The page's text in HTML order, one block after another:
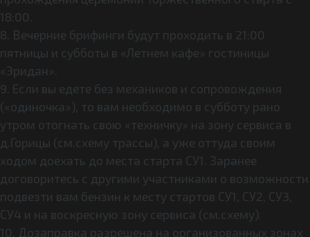
18:00.
8. Вечерние брифинги будут проходить в 21:00
пятницы и субботы в «Летнем кафе» гостиницы
«Эридан».
9. Если вы едете без механиков и сопровождения
(«одиночка»), то вам необходимо в субботу рано
утром отогнать свою «техничку» на зону сервиса в
д.Горицы (см.схему трассы), а уже оттуда своим
ходом доехать до места старта СУ1. Заранее
договоритесь с другими участниками о возможности
подвезти вам бензин к месту стартов СУ1, СУ2, СУ3,
СУ4 и на воскресную зону сервиса (см.схему).
10. Дозаправка разрешена на организованных зонах